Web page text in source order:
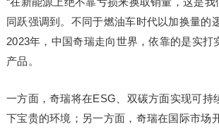
同跃强调到。不同于燃油车时代以加换量的
2023年，中国奇瑞走向世界，依靠的是实打
产品。
一方面，奇瑞将在ESG、双碳方面实现可持
下宝贵的环境；另一方面，奇瑞在国际市场